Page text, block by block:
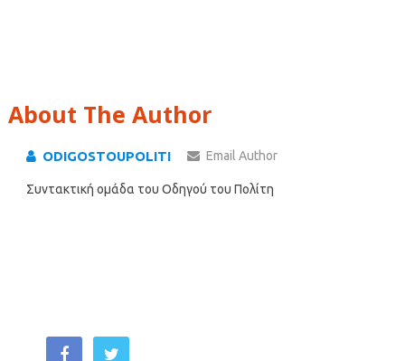
About The Author
ODIGOSTOUPOLITI Email Author
Συντακτική ομάδα του Οδηγού του Πολίτη